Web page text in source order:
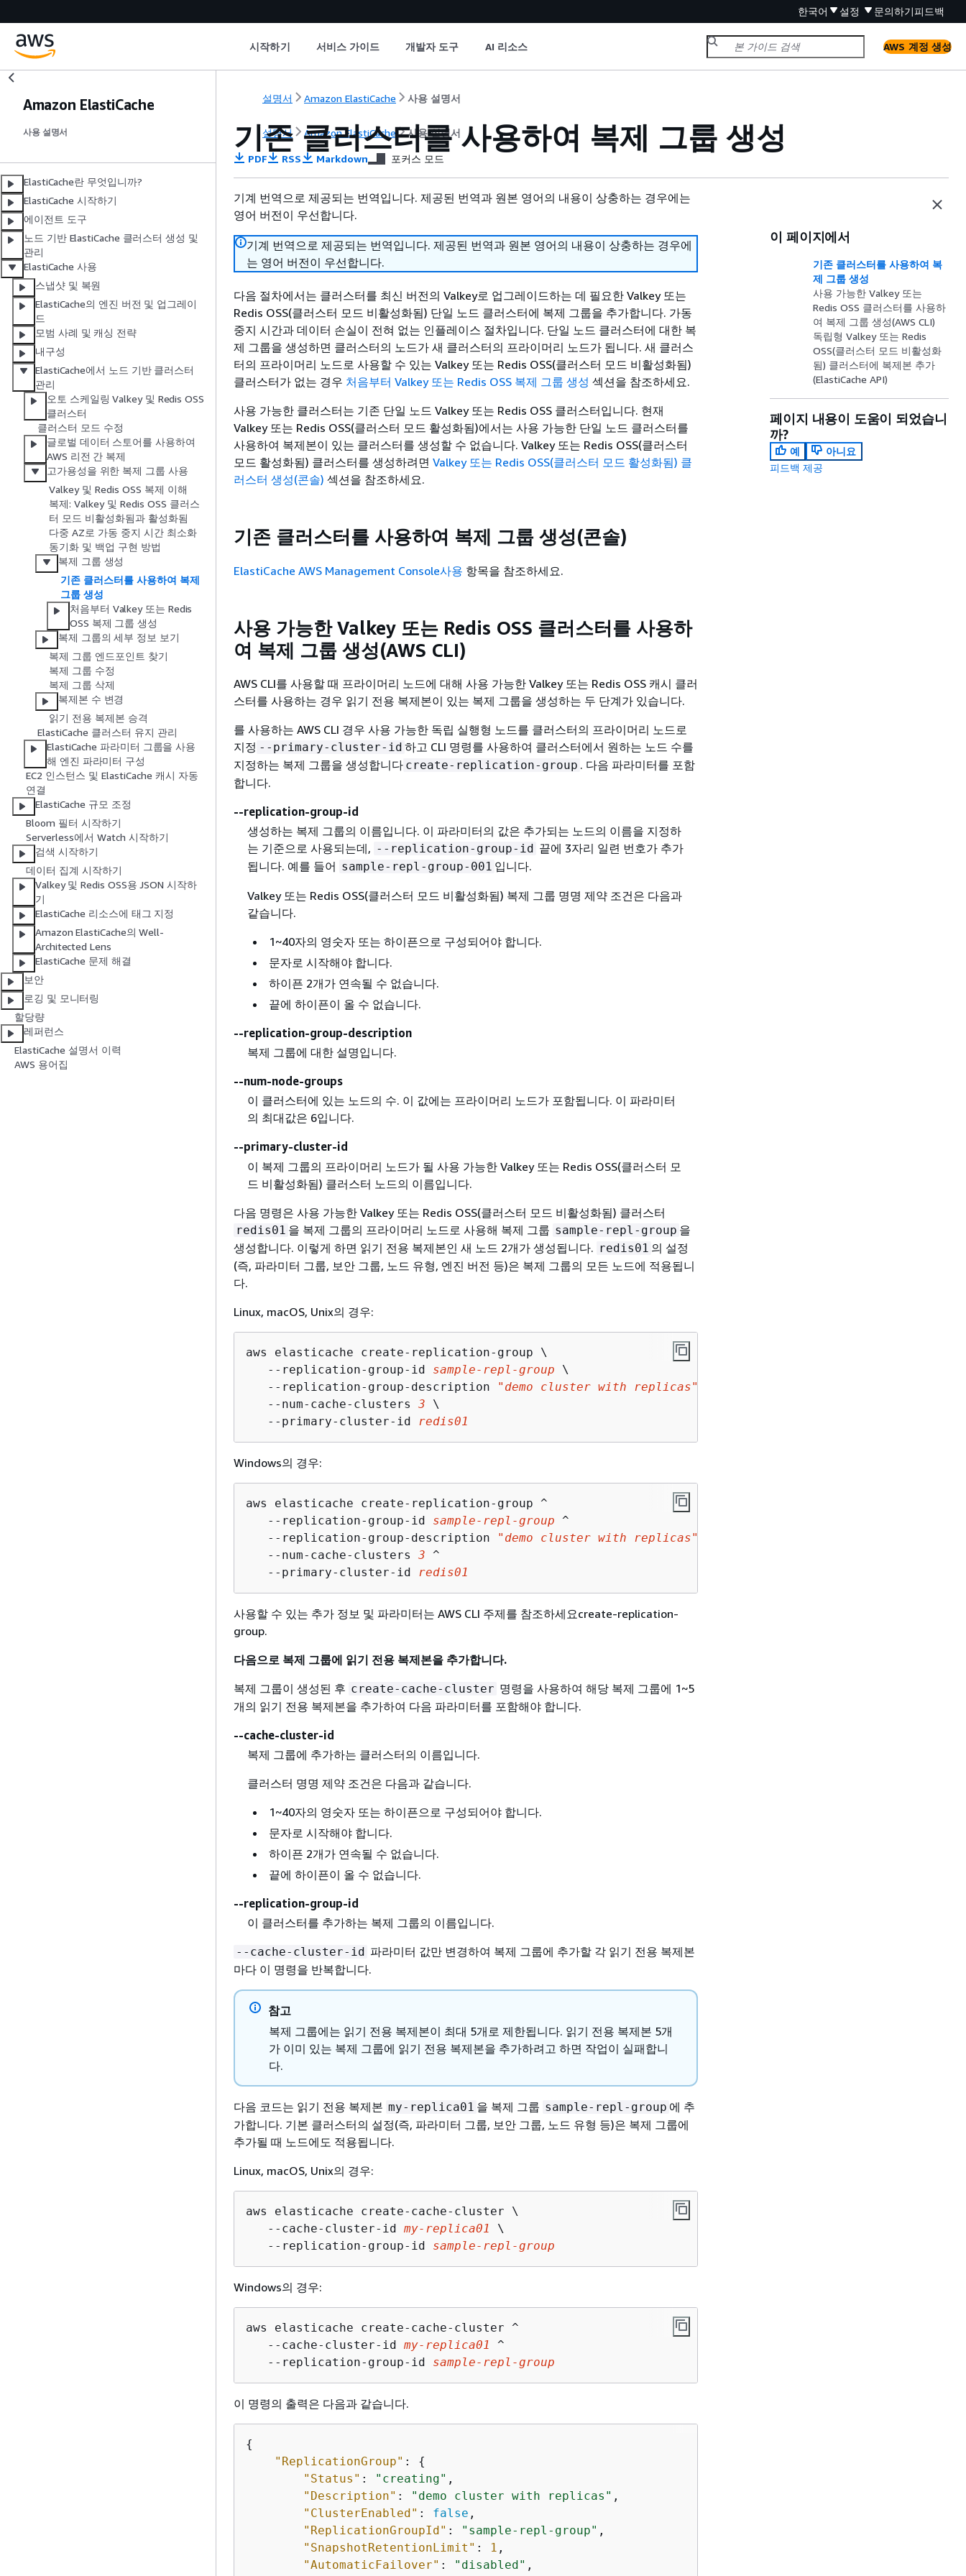
한국어 설정 문의하기피드백
시작하기 서비스 가이드 개발자 도구 AI 리소스 AWS 계정 생성
Amazon ElastiCache
사용 설명서
ElastiCache란 무엇입니까?
ElastiCache 시작하기
에이전트 도구
노드 기반 ElastiCache 클러스터 생성 및
관리
ElastiCache 사용
스냅샷 및 복원
ElastiCache의 엔진 버전 및 업그레이
드
모범 사례 및 캐싱 전략
내구성
ElastiCache에서 노드 기반 클러스터
관리
오토 스케일링 Valkey 및 Redis OSS
클러스터
클러스터 모드 수정
글로벌 데이터 스토어를 사용하여
AWS 리전 간 복제
고가용성을 위한 복제 그룹 사용
Valkey 및 Redis OSS 복제 이해
복제: Valkey 및 Redis OSS 클러스
터 모드 비활성화됨과 활성화됨
다중 AZ로 가동 중지 시간 최소화
동기화 및 백업 구현 방법
복제 그룹 생성
기존 클러스터를 사용하여 복제
그룹 생성
처음부터 Valkey 또는 Redis
OSS 복제 그룹 생성
복제 그룹의 세부 정보 보기
복제 그룹 엔드포인트 찾기
복제 그룹 수정
복제 그룹 삭제
복제본 수 변경
읽기 전용 복제본 승격
ElastiCache 클러스터 유지 관리
ElastiCache 파라미터 그룹을 사용
해 엔진 파라미터 구성
EC2 인스턴스 및 ElastiCache 캐시 자동
연결
ElastiCache 규모 조정
Bloom 필터 시작하기
Serverless에서 Watch 시작하기
검색 시작하기
데이터 집계 시작하기
Valkey 및 Redis OSS용 JSON 시작하
기
ElastiCache 리소스에 태그 지정
Amazon ElastiCache의 Well-
Architected Lens
ElastiCache 문제 해결
보안
로깅 및 모니터링
할당량
레퍼런스
ElastiCache 설명서 이력
AWS 용어집
설명서 Amazon ElastiCache 사용 설명서
설명서 Amazon ElastiCache 사용 설명서
기존 클러스터를 사용하여 복제 그룹 생성
PDF RSS Markdown 포커스 모드
기계 번역으로 제공되는 번역입니다. 제공된 번역과 원본 영어의 내용이 상충하는 경우에는
영어 버전이 우선합니다.
기계 번역으로 제공되는 번역입니다. 제공된 번역과 원본 영어의 내용이 상충하는 경우에
는 영어 버전이 우선합니다.
다음 절차에서는 클러스터를 최신 버전의 Valkey로 업그레이드하는 데 필요한 Valkey 또는
Redis OSS(클러스터 모드 비활성화됨) 단일 노드 클러스터에 복제 그룹을 추가합니다. 가동
중지 시간과 데이터 손실이 전혀 없는 인플레이스 절차입니다. 단일 노드 클러스터에 대한 복
제 그룹을 생성하면 클러스터의 노드가 새 클러스터의 프라이머리 노드가 됩니다. 새 클러스
터의 프라이머리 노드로 사용할 수 있는 Valkey 또는 Redis OSS(클러스터 모드 비활성화됨)
클러스터가 없는 경우 처음부터 Valkey 또는 Redis OSS 복제 그룹 생성 섹션을 참조하세요.
사용 가능한 클러스터는 기존 단일 노드 Valkey 또는 Redis OSS 클러스터입니다. 현재
Valkey 또는 Redis OSS(클러스터 모드 활성화됨)에서는 사용 가능한 단일 노드 클러스터를
사용하여 복제본이 있는 클러스터를 생성할 수 없습니다. Valkey 또는 Redis OSS(클러스터
모드 활성화됨) 클러스터를 생성하려면 Valkey 또는 Redis OSS(클러스터 모드 활성화됨) 클
러스터 생성(콘솔) 섹션을 참조하세요.
기존 클러스터를 사용하여 복제 그룹 생성(콘솔)
ElastiCache AWS Management Console사용 항목을 참조하세요.
사용 가능한 Valkey 또는 Redis OSS 클러스터를 사용하
여 복제 그룹 생성(AWS CLI)
AWS CLI를 사용할 때 프라이머리 노드에 대해 사용 가능한 Valkey 또는 Redis OSS 캐시 클러
스터를 사용하는 경우 읽기 전용 복제본이 있는 복제 그룹을 생성하는 두 단계가 있습니다.
를 사용하는 AWS CLI 경우 사용 가능한 독립 실행형 노드를 클러스터의 프라이머리 노드로
지정 --primary-cluster-id 하고 CLI 명령를 사용하여 클러스터에서 원하는 노드 수를
지정하는 복제 그룹을 생성합니다 create-replication-group . 다음 파라미터를 포함
합니다.
--replication-group-id
생성하는 복제 그룹의 이름입니다. 이 파라미터의 값은 추가되는 노드의 이름을 지정하
는 기준으로 사용되는데, --replication-group-id 끝에 3자리 일련 번호가 추가
됩니다. 예를 들어 sample-repl-group-001 입니다.
Valkey 또는 Redis OSS(클러스터 모드 비활성화됨) 복제 그룹 명명 제약 조건은 다음과
같습니다.
1~40자의 영숫자 또는 하이픈으로 구성되어야 합니다.
문자로 시작해야 합니다.
하이픈 2개가 연속될 수 없습니다.
끝에 하이픈이 올 수 없습니다.
--replication-group-description
복제 그룹에 대한 설명입니다.
--num-node-groups
이 클러스터에 있는 노드의 수. 이 값에는 프라이머리 노드가 포함됩니다. 이 파라미터
의 최대값은 6입니다.
--primary-cluster-id
이 복제 그룹의 프라이머리 노드가 될 사용 가능한 Valkey 또는 Redis OSS(클러스터 모
드 비활성화됨) 클러스터 노드의 이름입니다.
다음 명령은 사용 가능한 Valkey 또는 Redis OSS(클러스터 모드 비활성화됨) 클러스터
redis01 을 복제 그룹의 프라이머리 노드로 사용해 복제 그룹 sample-repl-group 을
생성합니다. 이렇게 하면 읽기 전용 복제본인 새 노드 2개가 생성됩니다. redis01 의 설정
(즉, 파라미터 그룹, 보안 그룹, 노드 유형, 엔진 버전 등)은 복제 그룹의 모든 노드에 적용됩니
다.
Linux, macOS, Unix의 경우:
aws elasticache create-replication-group \
   --replication-group-id
sample-repl-group \
   --replication-group-description
"demo cluster with replicas"
   --num-cache-clusters
3 \
   --primary-cluster-id
redis01
Windows의 경우:
aws elasticache create-replication-group ^
   --replication-group-id
sample-repl-group ^
   --replication-group-description
"demo cluster with replicas"
   --num-cache-clusters
3 ^
   --primary-cluster-id
redis01
사용할 수 있는 추가 정보 및 파라미터는 AWS CLI 주제를 참조하세요create-replication-
group.
다음으로 복제 그룹에 읽기 전용 복제본을 추가합니다.
복제 그룹이 생성된 후 create-cache-cluster 명령을 사용하여 해당 복제 그룹에 1~5
개의 읽기 전용 복제본을 추가하여 다음 파라미터를 포함해야 합니다.
--cache-cluster-id
복제 그룹에 추가하는 클러스터의 이름입니다.
클러스터 명명 제약 조건은 다음과 같습니다.
1~40자의 영숫자 또는 하이픈으로 구성되어야 합니다.
문자로 시작해야 합니다.
하이픈 2개가 연속될 수 없습니다.
끝에 하이픈이 올 수 없습니다.
--replication-group-id
이 클러스터를 추가하는 복제 그룹의 이름입니다.
--cache-cluster-id 파라미터 값만 변경하여 복제 그룹에 추가할 각 읽기 전용 복제본
마다 이 명령을 반복합니다.
참고
복제 그룹에는 읽기 전용 복제본이 최대 5개로 제한됩니다. 읽기 전용 복제본 5개
가 이미 있는 복제 그룹에 읽기 전용 복제본을 추가하려고 하면 작업이 실패합니
다.
다음 코드는 읽기 전용 복제본 my-replica01 을 복제 그룹 sample-repl-group 에 추
가합니다. 기본 클러스터의 설정(즉, 파라미터 그룹, 보안 그룹, 노드 유형 등)은 복제 그룹에
추가될 때 노드에도 적용됩니다.
Linux, macOS, Unix의 경우:
aws elasticache create-cache-cluster \
   --cache-cluster-id
my-replica01
\
   --replication-group-id
sample-repl-group
Windows의 경우:
aws elasticache create-cache-cluster ^
   --cache-cluster-id
my-replica01
^
   --replication-group-id
sample-repl-group
이 명령의 출력은 다음과 같습니다.
{
"ReplicationGroup" : {
"Status" : "creating" ,
"Description" : "demo cluster with replicas" ,
"ClusterEnabled" : false ,
"ReplicationGroupId" : "sample-repl-group" ,
"SnapshotRetentionLimit" : 1 ,
"AutomaticFailover" : "disabled" ,
이 페이지에서
기존 클러스터를 사용하여 복
제 그룹 생성
사용 가능한 Valkey 또는
Redis OSS 클러스터를 사용하
여 복제 그룹 생성(AWS CLI)
독립형 Valkey 또는 Redis
OSS(클러스터 모드 비활성화
됨) 클러스터에 복제본 추가
(ElastiCache API)
페이지 내용이 도움이 되었습니
까?
예
아니요
피드백 제공